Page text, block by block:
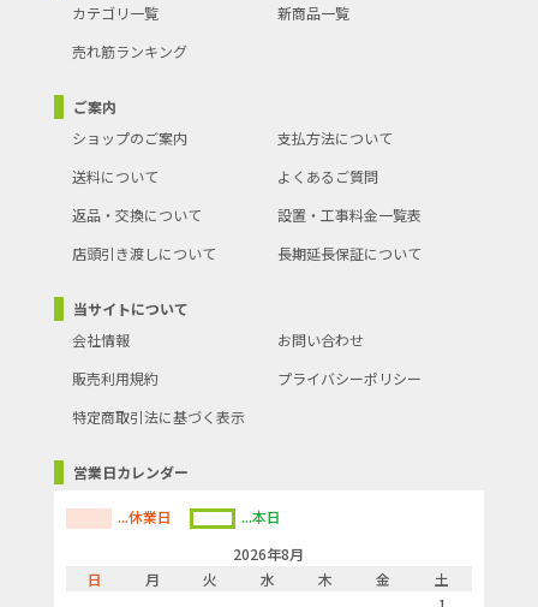
カテゴリ一覧
新商品一覧
売れ筋ランキング
ご案内
ショップのご案内
支払方法について
送料について
よくあるご質問
返品・交換について
設置・工事料金一覧表
店頭引き渡しについて
長期延長保証について
当サイトについて
会社情報
お問い合わせ
販売利用規約
プライバシーポリシー
特定商取引法に基づく表示
営業日カレンダー
...休業日
...本日
2026年8月
日
月 火 水 木 金
土